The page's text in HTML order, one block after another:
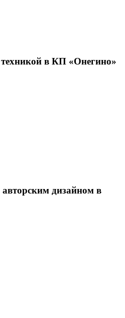
в КП «Онегино»
авторским дизайном в